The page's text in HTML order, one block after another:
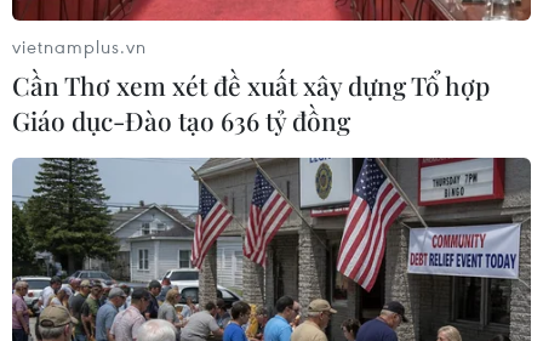
Theo dõi VietnamPlus
TIN LIÊN QUAN
vietnamplus.vn
Cần Thơ xem xét đề xuất xây dựng Tổ hợp
Giáo dục-Đào tạo 636 tỷ đồng